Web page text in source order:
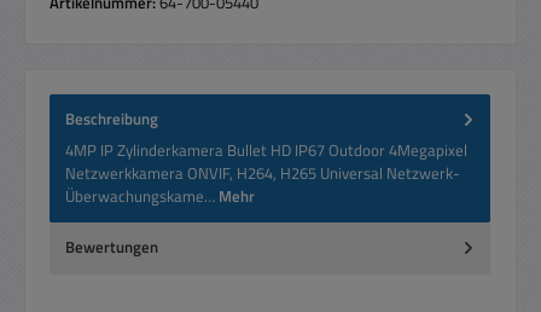
Beschreibung
4MP IP Zylinderkamera Bullet HD IP67 Outdoor 4Megapixel
Netzwerkkamera ONVIF, H264, H265 Universal Netzwerk-
Überwachungskame… Mehr
Bewertungen